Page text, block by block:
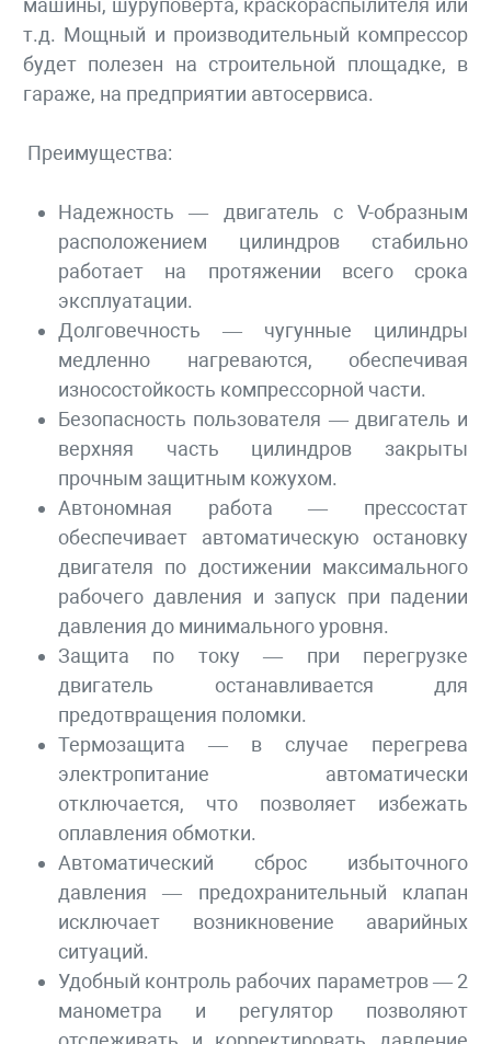
машины, шуруповерта, краскораспылителя или
т.д. Мощный и производительный компрессор
будет полезен на строительной площадке, в
гараже, на предприятии автосервиса.
Преимущества:
Надежность — двигатель с V-образным
расположением цилиндров стабильно
работает на протяжении всего срока
эксплуатации.
Долговечность — чугунные цилиндры
медленно нагреваются, обеспечивая
износостойкость компрессорной части.
Безопасность пользователя — двигатель и
верхняя часть цилиндров закрыты
прочным защитным кожухом.
Автономная работа — прессостат
обеспечивает автоматическую остановку
двигателя по достижении максимального
рабочего давления и запуск при падении
давления до минимального уровня.
Защита по току — при перегрузке
двигатель останавливается для
предотвращения поломки.
Термозащита — в случае перегрева
электропитание автоматически
отключается, что позволяет избежать
оплавления обмотки.
Автоматический сброс избыточного
давления — предохранительный клапан
исключает возникновение аварийных
ситуаций.
Удобный контроль рабочих параметров — 2
манометра и регулятор позволяют